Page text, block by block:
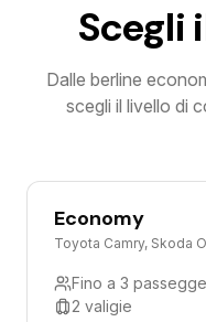
Scegli
Dalle berline
scegli il livello di
Economy
Toyota Camry, Skoda
Fino a 3
2 valigie